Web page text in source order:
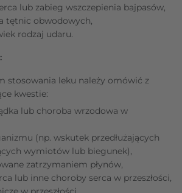
lub zabieg wszczepienia bajpasów,
tętnic obwodowych,
rodzaj udaru.
stosowania leku należy omówić z
kwestie:
lub choroba wrzodowa w
(np. wskutek przedłużających
wymiotów lub biegunek),
zatrzymaniem płynów,
lub inne choroby serca w przeszłości,